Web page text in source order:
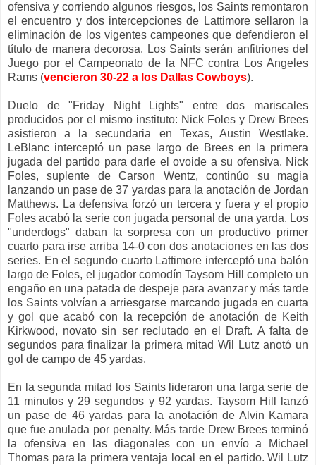
ofensiva y corriendo algunos riesgos, los Saints remontaron
el encuentro y dos intercepciones de Lattimore sellaron la
eliminación de los vigentes campeones que defendieron el
título de manera decorosa. Los Saints serán anfitriones del
Juego por el Campeonato de la NFC contra Los Angeles
Rams (vencieron 30-22 a los Dallas Cowboys).
Duelo de "Friday Night Lights" entre dos mariscales
producidos por el mismo instituto: Nick Foles y Drew Brees
asistieron a la secundaria en Texas, Austin Westlake.
LeBlanc interceptó un pase largo de Brees en la primera
jugada del partido para darle el ovoide a su ofensiva. Nick
Foles, suplente de Carson Wentz, continúo su magia
lanzando un pase de 37 yardas para la anotación de Jordan
Matthews. La defensiva forzó un tercera y fuera y el propio
Foles acabó la serie con jugada personal de una yarda. Los
"underdogs" daban la sorpresa con un productivo primer
cuarto para irse arriba 14-0 con dos anotaciones en las dos
series. En el segundo cuarto Lattimore interceptó una balón
largo de Foles, el jugador comodín Taysom Hill completo un
engaño en una patada de despeje para avanzar y más tarde
los Saints volvían a arriesgarse marcando jugada en cuarta
y gol que acabó con la recepción de anotación de Keith
Kirkwood, novato sin ser reclutado en el Draft. A falta de
segundos para finalizar la primera mitad Wil Lutz anotó un
gol de campo de 45 yardas.
En la segunda mitad los Saints lideraron una larga serie de
11 minutos y 29 segundos y 92 yardas. Taysom Hill lanzó
un pase de 46 yardas para la anotación de Alvin Kamara
que fue anulada por penalty. Más tarde Drew Brees terminó
la ofensiva en las diagonales con un envío a Michael
Thomas para la primera ventaja local en el partido. Wil Lutz